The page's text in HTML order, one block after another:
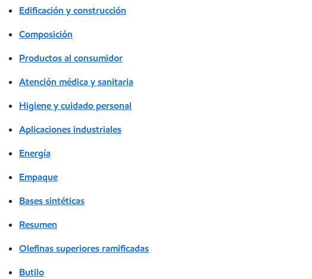
Edificación y construcción
Composición
Productos al consumidor
Atención médica y sanitaria
Higiene y cuidado personal
Aplicaciones industriales
Energía
Empaque
Bases sintéticas
Resumen
Olefinas superiores ramificadas
Butilo